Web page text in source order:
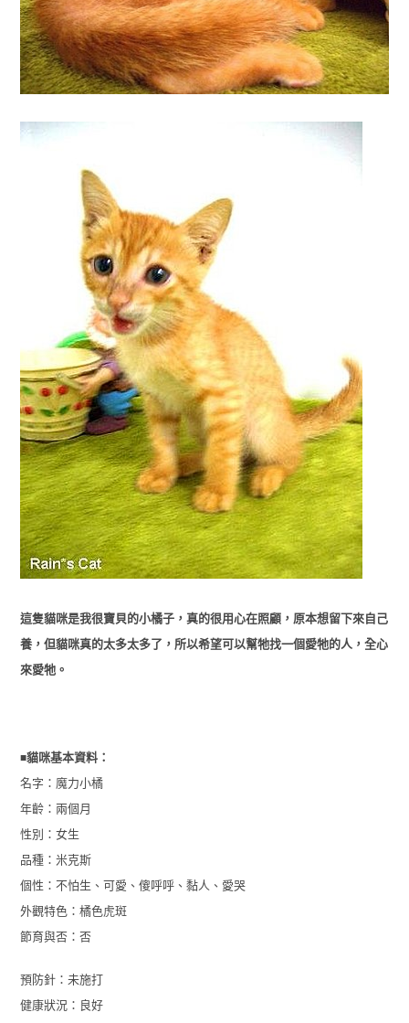
這隻貓咪是我很寶貝的小橘子，真的很用心在照顧，原本想留下來自己
養，但貓咪真的太多太多了，所以希望可以幫牠找一個愛牠的人，全心
來愛牠。
■貓咪基本資料：
名字： 魔力小橘
年齡： 兩個月
性別： 女生
品種：米克斯
個性： 不怕生、可愛、傻呼呼、黏人、愛哭
外觀特色： 橘色虎斑
節育與否： 否
預防針：未施打
健康狀況： 良好